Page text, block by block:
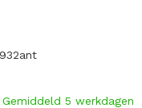
5 werkdagen